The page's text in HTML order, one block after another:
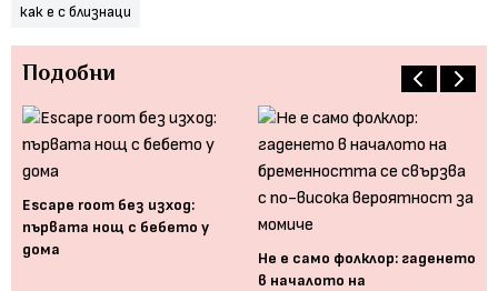
как е с близнаци
Подобни
Еscape room без изход:
първата нощ с бебето у
дома
Не е само фолклор: гаденето
в началото на